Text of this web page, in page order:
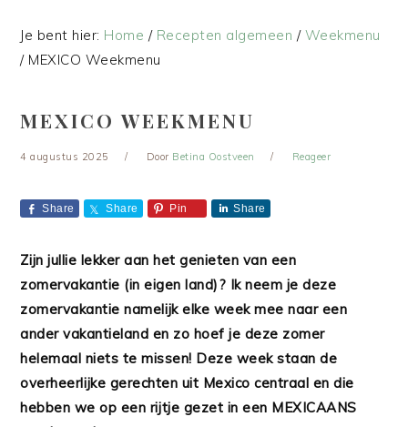
Je bent hier: Home / Recepten algemeen / Weekmenu
/MEXICO Weekmenu
MEXICO WEEKMENU
4 augustus 2025 Door Betina Oostveen Reageer
Share Share Pin Share
Zijn jullie lekker aan het genieten van een
zomervakantie (in eigen land)? Ik neem je deze
zomervakantie namelijk elke week mee naar een
ander vakantieland en zo hoef je deze zomer
helemaal niets te missen! Deze week staan de
overheerlijke gerechten uit Mexico centraal en die
hebben we op een rijtje gezet in een MEXICAANS